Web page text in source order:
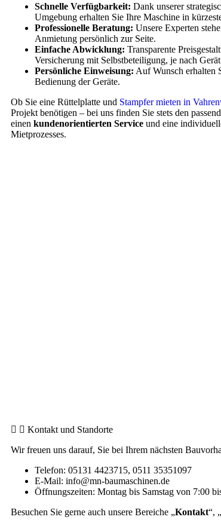
Schnelle Verfügbarkeit: Dank unserer
Umgebung erhalten Sie Ihre Maschine in
Professionelle Beratung: Unsere Experten
Anmietung persönlich zur Seite.
Einfache Abwicklung: Transparente
Versicherung mit Selbstbeteiligung, je nach
Persönliche Einweisung: Auf Wunsch erhalten
Bedienung der Geräte.
Ob Sie eine Rüttelplatte und Stampfer mieten in
Projekt benötigen – bei uns finden Sie stets den
einen kundenorientierten Service und eine
Mietprozesses.
Kontakt und Standorte
Wir freuen uns darauf, Sie bei Ihrem nächsten
Telefon: 05131 4423715, 0511 35351097
E-Mail: info@mn-baumaschinen.de
Öffnungszeiten: Montag bis Samstag von 7:00
Besuchen Sie gerne auch unsere Bereiche „Kontakt“, „